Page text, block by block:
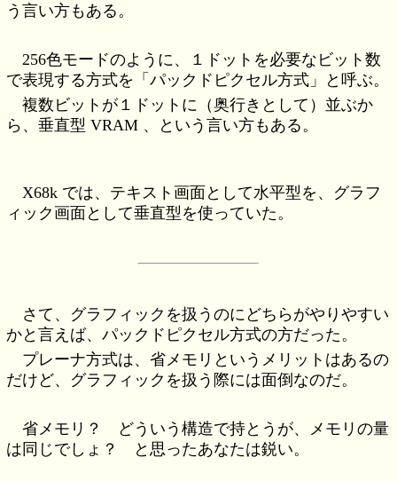
う言い方もある。
256色モードのように、１ドットを必要なビット数
で表現する方式を「パックドピクセル方式」と呼ぶ。
複数ビットが１ドットに（奥行きとして）並ぶか
ら、垂直型 VRAM 、という言い方もある。
X68k では、テキスト画面として水平型を、グラフ
ィック画面として垂直型を使っていた。
さて、グラフィックを扱うのにどちらがやりやすい
かと言えば、パックドピクセル方式の方だった。
プレーナ方式は、省メモリというメリットはあるの
だけど、グラフィックを扱う際には面倒なのだ。
省メモリ？ どういう構造で持とうが、メモリの量
は同じでしょ？ と思ったあなたは鋭い。